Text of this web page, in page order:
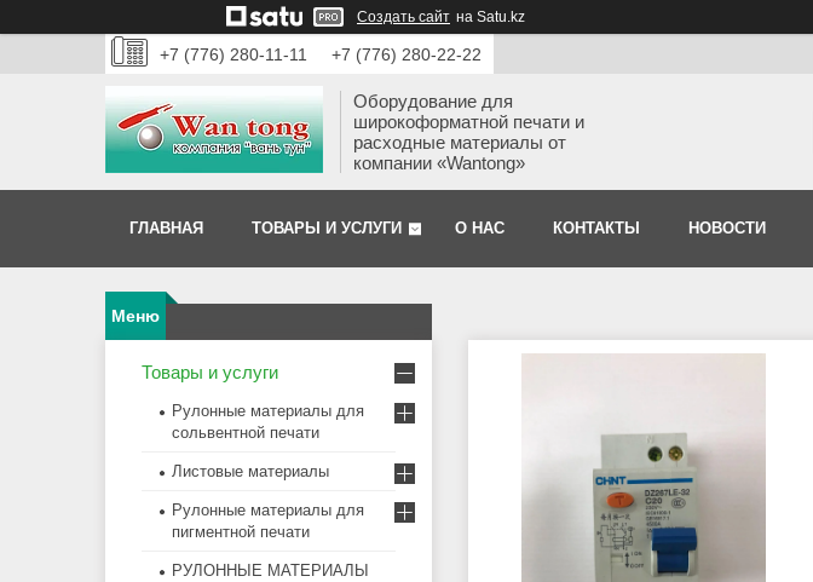
Создать сайт на Satu.kz
+7 (776) 280-11-11 +7 (776) 280-22-22
Оборудование для
широкоформатной печати и
расходные материалы от
компании «Wantong»
ГЛАВНАЯ ТОВАРЫ И УСЛУГИ О НАС КОНТАКТЫ НОВОСТИ
Товары и услуги
Рулонные материалы для
сольвентной печати
Листовые материалы
Рулонные материалы для
пигментной печати
РУЛОННЫЕ МАТЕРИАЛЫ